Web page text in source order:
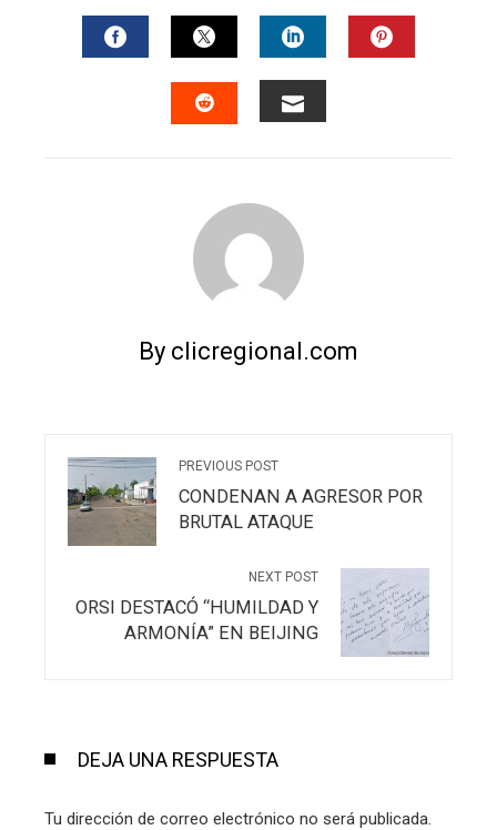
FACEBOOKTWITTERLINKEDIN
By clicregional.com
PREVIOUS POST
CONDENAN A AGRESOR POR
BRUTAL ATAQUE
NEXT POST
ORSI DESTACÓ “HUMILDAD Y
ARMONÍA” EN BEIJING
DEJA UNA RESPUESTA
Tu dirección de correo electrónico no será publicada.